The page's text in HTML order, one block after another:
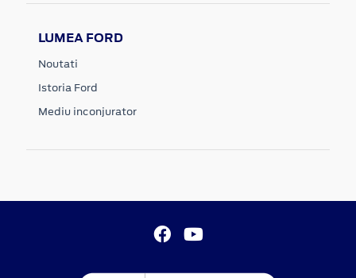
LUMEA FORD
Noutati
Istoria Ford
Mediu inconjurator